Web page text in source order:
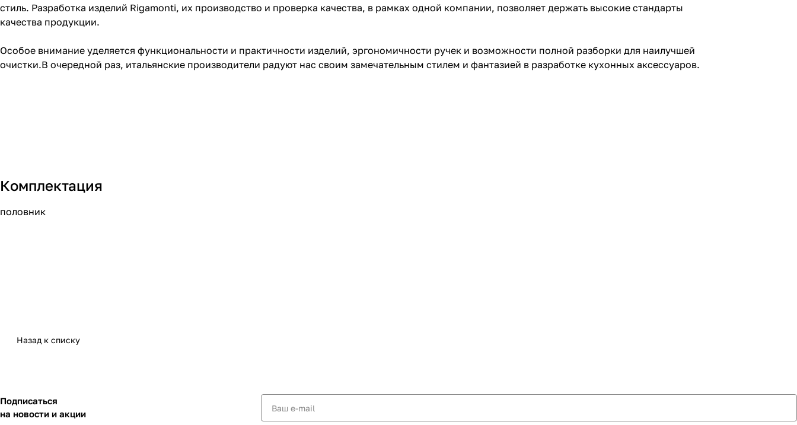
стиль. Разработка изделий Rigamonti, их производство и проверка качества, в рамках одной компании, позволяет держать высокие стандарты
качества продукции.
Особое внимание уделяется функциональности и практичности изделий, эргономичности ручек и возможности полной разборки для наилучшей
очистки.В очередной раз, итальянские производители радуют нас своим замечательным стилем и фантазией в разработке кухонных аксессуаров.
Комплектация
половник
Назад к списку
Подписаться
на новости и акции